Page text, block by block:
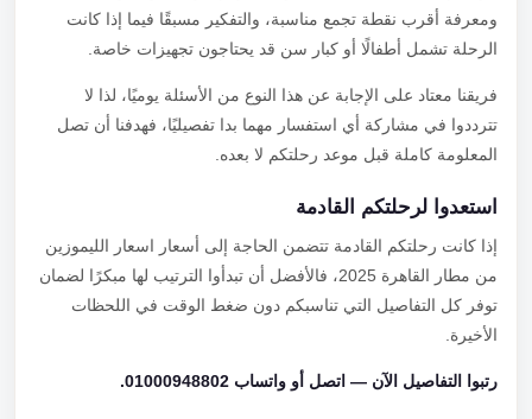
ومعرفة أقرب نقطة تجمع مناسبة، والتفكير مسبقًا فيما إذا كانت
الرحلة تشمل أطفالًا أو كبار سن قد يحتاجون تجهيزات خاصة.
فريقنا معتاد على الإجابة عن هذا النوع من الأسئلة يوميًا، لذا لا
تترددوا في مشاركة أي استفسار مهما بدا تفصيليًا، فهدفنا أن تصل
المعلومة كاملة قبل موعد رحلتكم لا بعده.
استعدوا لرحلتكم القادمة
إذا كانت رحلتكم القادمة تتضمن الحاجة إلى أسعار اسعار الليموزين
من مطار القاهرة 2025، فالأفضل أن تبدأوا الترتيب لها مبكرًا لضمان
توفر كل التفاصيل التي تناسبكم دون ضغط الوقت في اللحظات
الأخيرة.
رتبوا التفاصيل الآن — اتصل أو واتساب 01000948802.